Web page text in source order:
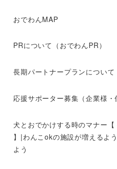
おでわんMAP
PRについて（おでわんPR）
長期パートナープランについて
応援サポーター募集（企業様・
犬とおでかけする時のマナー
】|わんこokの施設が増えるよ
よう